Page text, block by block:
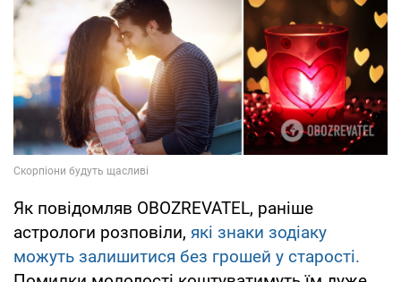
Як повідомляв OBOZREVATEL, раніше
астрологи розповіли, які знаки зодіаку
можуть залишитися без грошей у старості.